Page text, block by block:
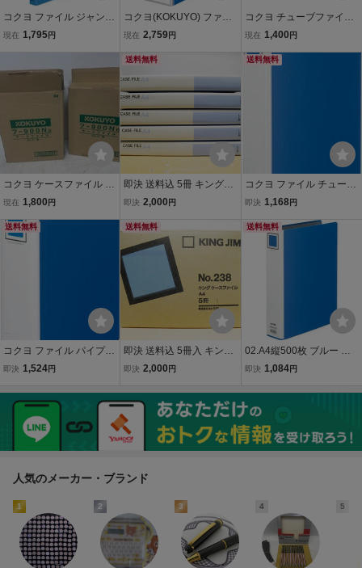
コクヨ ファイル ジャンボ
レバーファイル 貼表紙 Z
現在 1,795円
コクヨ(KOKUYO) ファイ
ル ガバットパイプ式ファ
A4 2穴 1200枚収容 青 フ-
GT6120B
現在 2,759円
コクヨ チューブファイル
エコツインＲ Ｓ型 Ａ４縦
ー フ‐ＲＴ６６０Ｃ ×４
現在 1,400 円
コクヨ ケースファイル A4
青 フ-900NB 紙 10冊×
20260519№775
現在 1,800 円
送料無料
即決 送料込 5冊 キングジ
ム KING JIM ケースファイ
mm
即決 2,000 円
送料無料
コクヨ ファイル チューブ
ファイル K2 両開き A4縦
TB650B
即決 1,168円
送料無料
コクヨ ファイル パイプ式
ファイル エコツインR(両
青 フ-RT690B
即決 1,524円
送料無料
即決 送料込 5冊入 キング
ジム KING JIM ケースファ
30mm 未使用長期保管品
即決 2,000 円
送料無料
02.A4縦500枚 ブルー コ
クヨ ファイル チューブフ
0枚収容 2穴 青 K2フ-ETB
65
即決 1,084円
人気のメーカー・ブランド
1 2 3 4 5